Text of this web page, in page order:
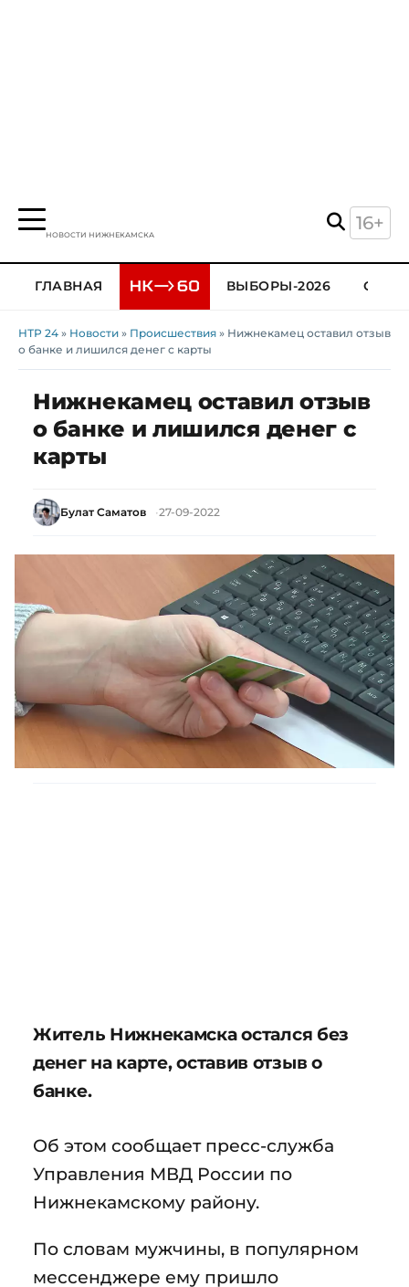
НОВОСТИ НИЖНЕКАМСКА
16+
ГЛАВНАЯ ВЫБОРЫ-2026
НТР 24 » Новости » Происшествия » Нижнекамец оставил отзыв
о банке и лишился денег с карты
Нижнекамец оставил отзыв
о банке и лишился денег с
карты
Булат Саматов 27-09-2022
Житель Нижнекамска остался без
денег на карте, оставив отзыв о
банке.
Об этом сообщает пресс-служба
Управления МВД России по
Нижнекамскому району.
По словам мужчины, в популярном
мессенджере ему пришло